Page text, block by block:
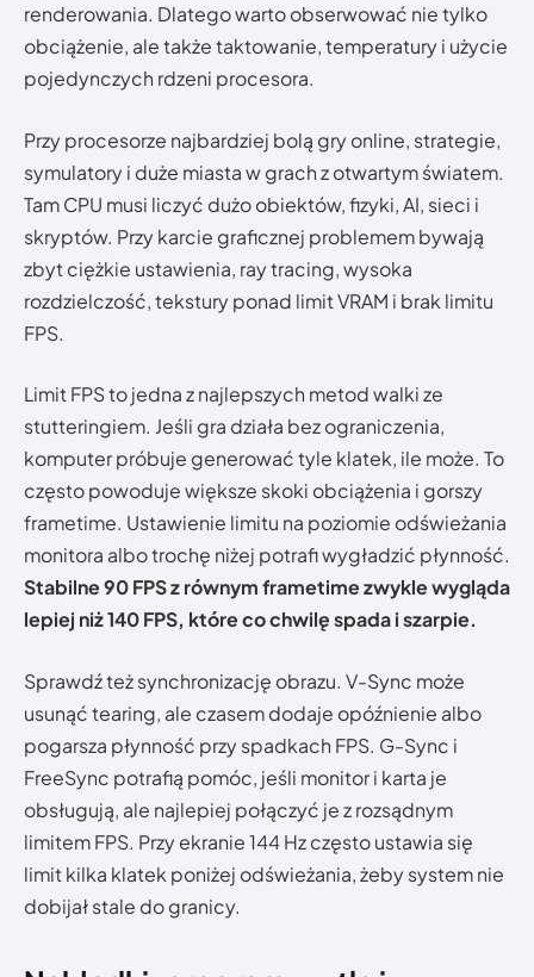
renderowania. Dlatego warto obserwować nie tylko
obciążenie, ale także taktowanie, temperatury i użycie
pojedynczych rdzeni procesora.
Przy procesorze najbardziej bolą gry online, strategie,
symulatory i duże miasta w grach z otwartym światem.
Tam CPU musi liczyć dużo obiektów, fizyki, AI, sieci i
skryptów. Przy karcie graficznej problemem bywają
zbyt ciężkie ustawienia, ray tracing, wysoka
rozdzielczość, tekstury ponad limit VRAM i brak limitu
FPS.
Limit FPS to jedna z najlepszych metod walki ze
stutteringiem. Jeśli gra działa bez ograniczenia,
komputer próbuje generować tyle klatek, ile może. To
często powoduje większe skoki obciążenia i gorszy
frametime. Ustawienie limitu na poziomie odświeżania
monitora albo trochę niżej potrafi wygładzić płynność.
Stabilne 90 FPS z równym frametime zwykle wygląda
lepiej niż 140 FPS, które co chwilę spada i szarpie.
Sprawdź też synchronizację obrazu. V-Sync może
usunąć tearing, ale czasem dodaje opóźnienie albo
pogarsza płynność przy spadkach FPS. G-Sync i
FreeSync potrafią pomóc, jeśli monitor i karta je
obsługują, ale najlepiej połączyć je z rozsądnym
limitem FPS. Przy ekranie 144 Hz często ustawia się
limit kilka klatek poniżej odświeżania, żeby system nie
dobijał stale do granicy.